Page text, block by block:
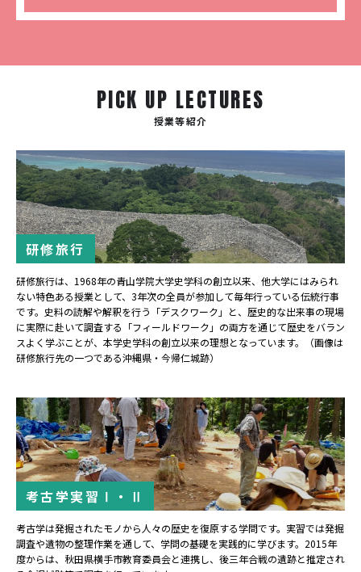
PICK UP LECTURES
授業等紹介
研修旅行
研修旅行は、1968年の青山学院大学史学科の創立以来、他大学にはみられ
ない特色ある授業として、3年次の全員が参加して毎年行っている伝統行事
です。史料の読解や解釈を行う「デスクワーク」と、歴史的な出来事の現場
に実際に赴いて調査する「フィールドワーク」の両方を通じて歴史をバラン
スよく学ぶことが、本学史学科の創立以来の理想となっています。（画像は
研修旅行先の一つである沖縄県・今帰仁城跡）
考古学実習Ⅰ・Ⅱ
考古学は発掘されたモノから人々の歴史を復原する学問です。実習では発掘
調査や遺物の整理作業を通して、学問の基礎を実践的に学びます。2015年
度からは、秋田県横手市教育委員会と連携し、後三年合戦の遺跡と推定され